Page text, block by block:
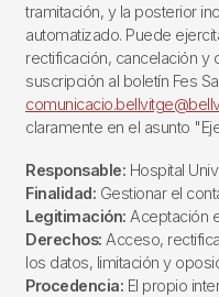
tramitación, y la posterior
automatizado. Puede
rectificación, cancelación y
suscripción al boletín Fes
claramente en el asunto
Responsable: Hospital
Finalidad: Gestionar el
Legitimación: Aceptación
Derechos: Acceso,
los datos, limitación y
Procedencia: El propio